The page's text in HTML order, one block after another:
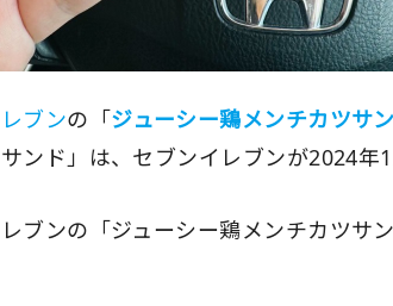
ブンの「ジューシー鶏メンチカツサ
ンド」は、セブンイレブンが2024年
ブンの「ジューシー鶏メンチカツ